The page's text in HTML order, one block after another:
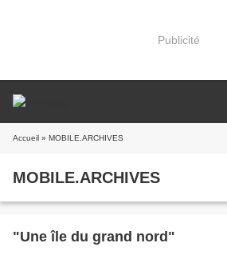
Publicité
Accueil » MOBILE.ARCHIVES
MOBILE.ARCHIVES
"Une île du grand nord"